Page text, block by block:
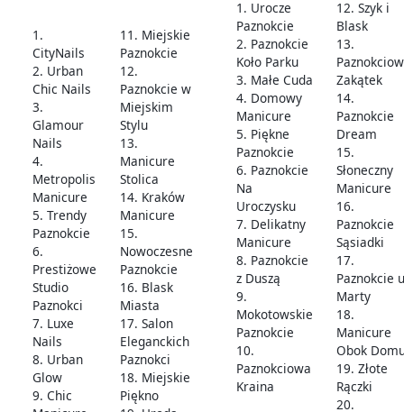
1.
CityNails
2. Urban
Chic Nails
3.
Glamour
Nails
4.
Metropolis
Manicure
5. Trendy
Paznokcie
6.
Prestiżowe
Studio
Paznokci
7. Luxe
Nails
8. Urban
Glow
9. Chic
11. Miejskie
Paznokcie
12.
Paznokcie w
Miejskim
Stylu
13.
Manicure
Stolica
14. Kraków
Manicure
15.
Nowoczesne
Paznokcie
16. Blask
Miasta
17. Salon
Eleganckich
Paznokci
18. Miejskie
Piękno
1. Urocze
Paznokcie
2. Paznokcie
Koło Parku
3. Małe Cuda
4. Domowy
Manicure
5. Piękne
Paznokcie
6. Paznokcie
Na
Uroczysku
7. Delikatny
Manicure
8. Paznokcie
z Duszą
9.
Mokotowskie
Paznokcie
10.
Paznokciowa
Kraina
12. Szyk i
Blask
13.
Zakątek
14.
Paznokcie
Dream
15.
Słoneczny
Manicure
16.
Paznokcie
Sąsiadki
17.
Paznokcie u
Marty
18.
Manicure
Obok
19. Złote
Rączki
20.